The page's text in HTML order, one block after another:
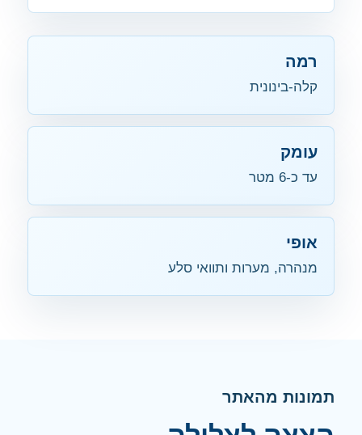
רמה
קלה-בינונית
עומק
עד כ-6 מטר
אופי
מנהרה, מערות ותוואי סלע
תמונות מהאתר